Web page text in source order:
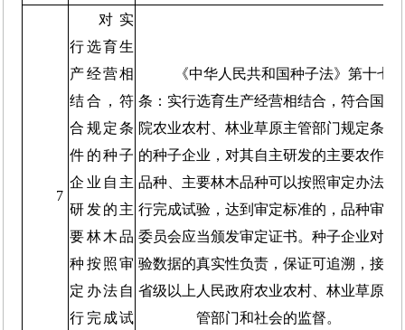
7
对实
行选育生
产经营相
结合，符
合规定条
件的种子
企业自主
研发的主
要林木品
种按照审
定办法自
行完成试
《中华人民共和国种子法》第十七
条：实行选育生产经营相结合，符合国务
院农业农村、林业草原主管部门规定条件
的种子企业，对其自主研发的主要农作物
品种、主要林木品种可以按照审定办法自
行完成试验，达到审定标准的，品种审定
委员会应当颁发审定证书。种子企业对试
验数据的真实性负责，保证可追溯，接受
省级以上人民政府农业农村、林业草原主
管部门和社会的监督。